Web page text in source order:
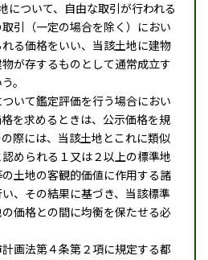
ついて、自由な取引が行われる
引（一定の場合を除く）におい
る価格をいい、当該土地に建物
が存するものとして通常成立す
。
いて鑑定評価を行う場合におい
を求めるときは、公示価格を規
際には、当該土地とこれに類似
められる１又は２以上の標準地
土地の客観的価値に作用する諸
、その結果に基づき、当該標準
価格との間に均衡を保たせる必
画法第４条第２項に規定する都